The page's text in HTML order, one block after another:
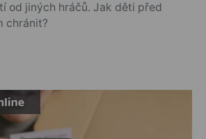
od jiných hráčů. Jak děti před
chránit?